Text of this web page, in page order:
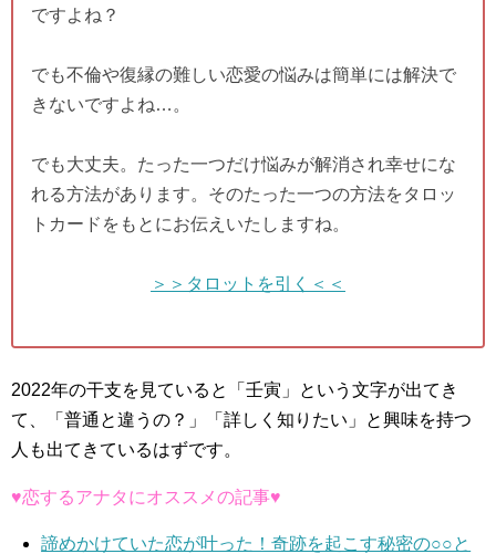
ですよね？
でも不倫や復縁の難しい恋愛の悩みは簡単には解決で
きないですよね…。
でも大丈夫。たった一つだけ悩みが解消され幸せにな
れる方法があります。そのたった一つの方法をタロッ
トカードをもとにお伝えいたしますね。
＞＞タロットを引く＜＜
2022年の干支を見ていると「壬寅」という文字が出てき
て、「普通と違うの？」「詳しく知りたい」と興味を持つ
人も出てきているはずです。
♥恋するアナタにオススメの記事♥
諦めかけていた恋が叶った！奇跡を起こす秘密の○○と